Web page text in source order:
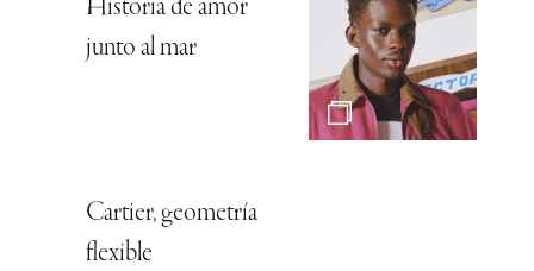
Historia de amor
junto al mar
Cartier, geometría
flexible